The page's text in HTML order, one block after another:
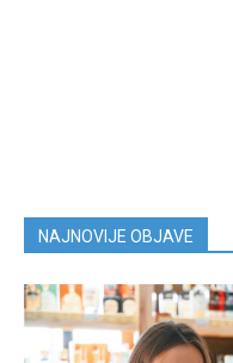
NAJNOVIJE OBJAVE